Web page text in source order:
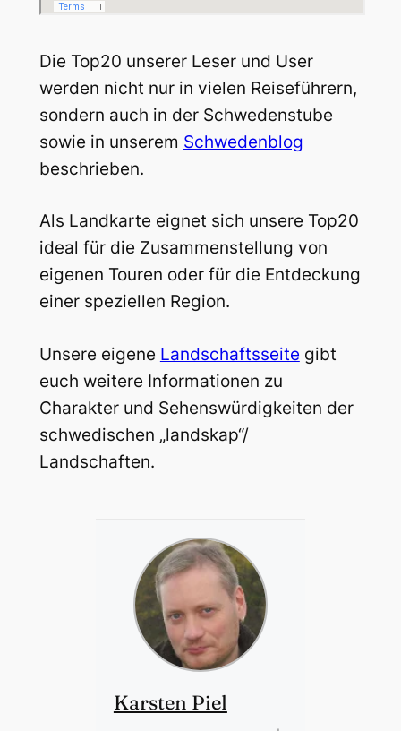
Die Top20 unserer Leser und User
werden nicht nur in vielen Reiseführern,
sondern auch in der Schwedenstube
sowie in unserem Schwedenblog
beschrieben.
Als Landkarte eignet sich unsere Top20
ideal für die Zusammenstellung von
eigenen Touren oder für die Entdeckung
einer speziellen Region.
Unsere eigene Landschaftsseite gibt
euch weitere Informationen zu
Charakter und Sehenswürdigkeiten der
schwedischen „landskap“/
Landschaften.
Karsten Piel